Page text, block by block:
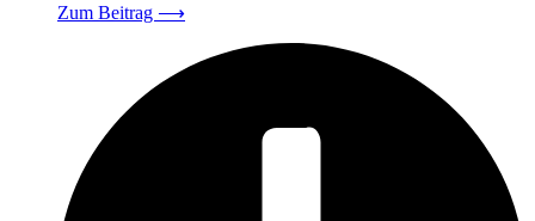
Zum Beitrag ⟶